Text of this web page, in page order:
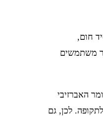
חום,
משתמשים
אדיר בחומר האברזיבי
לכן, גם